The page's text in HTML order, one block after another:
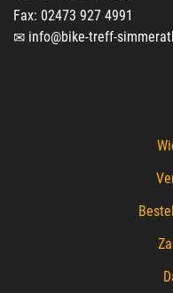
Fax: 02473 927 4991
info@bike-treff-